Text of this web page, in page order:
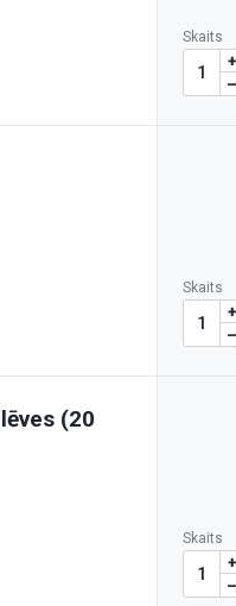
Skaits
Skaits
(20
Skaits